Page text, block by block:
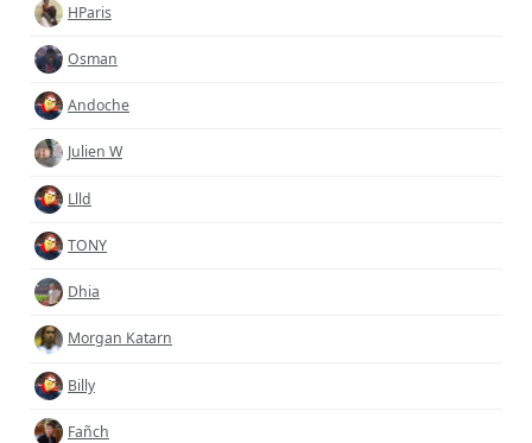
HParis
Osman
Andoche
Julien W
Llld
TONY
Dhia
Morgan Katarn
Billy
Fañch